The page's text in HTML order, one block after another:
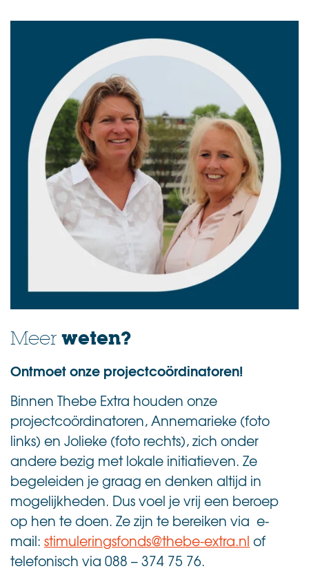
Meer weten?
Ontmoet onze projectcoördinatoren!
Binnen Thebe Extra houden onze
projectcoördinatoren, Annemarieke (foto
links) en Jolieke (foto rechts), zich onder
andere bezig met lokale initiatieven. Ze
begeleiden je graag en denken altijd in
mogelijkheden. Dus voel je vrij een beroep
op hen te doen. Ze zijn te bereiken via e-
mail: stimuleringsfonds@thebe-extra.nl of
telefonisch via 088 – 374 75 76.